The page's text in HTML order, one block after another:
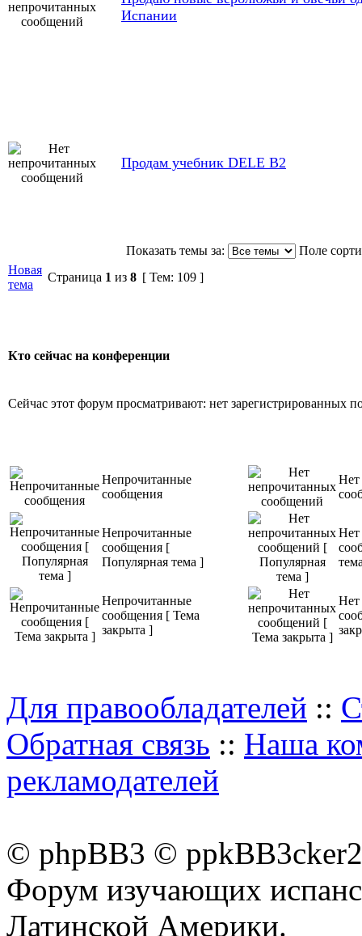
Испании
Продам учебник DELE B2
Показать темы за:
Поле
Новая
тема
Страница 1 из 8 [ Тем: 109 ]
Кто сейчас на конференции
Сейчас этот форум просматривают: нет зарегистрированных
Непрочитанные
сообщения
Нет
Непрочитанные
сообщения [
Популярная тема ]
Нет
Непрочитанные
сообщения [ Тема
закрыта ]
Нет
Для правообладателей ::
Обратная связь :: Наша
рекламодателей
© phpBB3 ©
Форум изучающих
Латинской Америки.